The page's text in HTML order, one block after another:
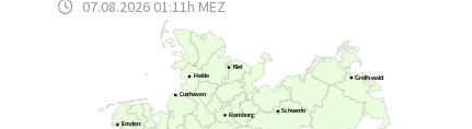
07.08.2026 01:11h MEZ
Hamburg
Schwerin
Greifswald
Emden
Kiel
Heide
Cuxhaven